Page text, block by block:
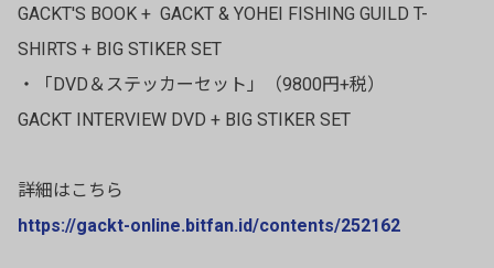
GACKT'S BOOK + GACKT & YOHEI FISHING GUILD T-
SHIRTS + BIG STIKER SET
・「DVD＆ステッカーセット」（9800円+税）
GACKT INTERVIEW DVD + BIG STIKER SET
詳細はこちら
https://gackt-online.bitfan.id/contents/252162